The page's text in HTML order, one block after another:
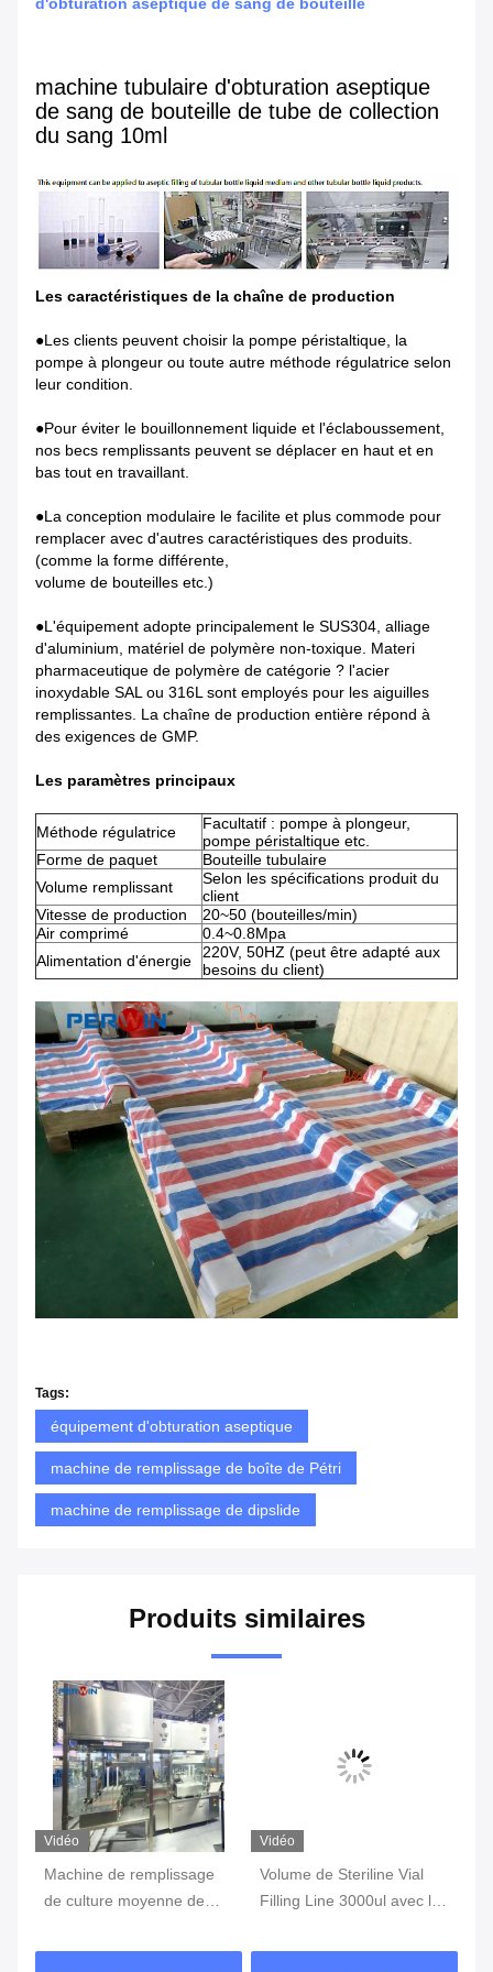
d'obturation aseptique de sang de bouteille
machine tubulaire d'obturation aseptique
de sang de bouteille de tube de collection
du sang 10ml
Les caractéristiques de la chaîne de production
●Les clients peuvent choisir la pompe péristaltique, la
pompe à plongeur ou toute autre méthode régulatrice selon
leur condition.
●Pour éviter le bouillonnement liquide et l'éclaboussement,
nos becs remplissants peuvent se déplacer en haut et en
bas tout en travaillant.
●La conception modulaire le facilite et plus commode pour
remplacer avec d'autres caractéristiques des produits.
(comme la forme différente,
volume de bouteilles etc.)
●L'équipement adopte principalement le SUS304, alliage
d'aluminium, matériel de polymère non-toxique. Materi
pharmaceutique de polymère de catégorie ? l'acier
inoxydable SAL ou 316L sont employés pour les aiguilles
remplissantes. La chaîne de production entière répond à
des exigences de GMP.
Les paramètres principaux
Méthode régulatrice
Facultatif : pompe à plongeur,
pompe péristaltique etc.
Forme de paquet
Bouteille tubulaire
Volume remplissant
Selon les spécifications produit du
client
Vitesse de production
20~50 (bouteilles/min)
Air comprimé
0.4~0.8Mpa
Alimentation d'énergie
220V, 50HZ (peut être adapté aux
besoins du client)
Tags:
équipement d'obturation aseptique
machine de remplissage de boîte de Pétri
machine de remplissage de dipslide
Produits similaires
Vidéo
Machine de remplissage
de culture moyenne de
précision de ± 0,5%
Vidéo
Volume de Steriline Vial
Filling Line 3000ul avec la